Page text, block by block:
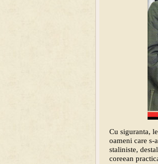
Cu siguranta,
oameni care
staliniste,
coreean